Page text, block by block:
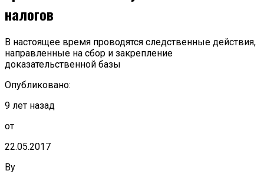
налогов
В настоящее время проводятся следственные действия,
направленные на сбор и закрепление
доказательственной базы
Опубликовано:
9 лет назад
от
22.05.2017
By